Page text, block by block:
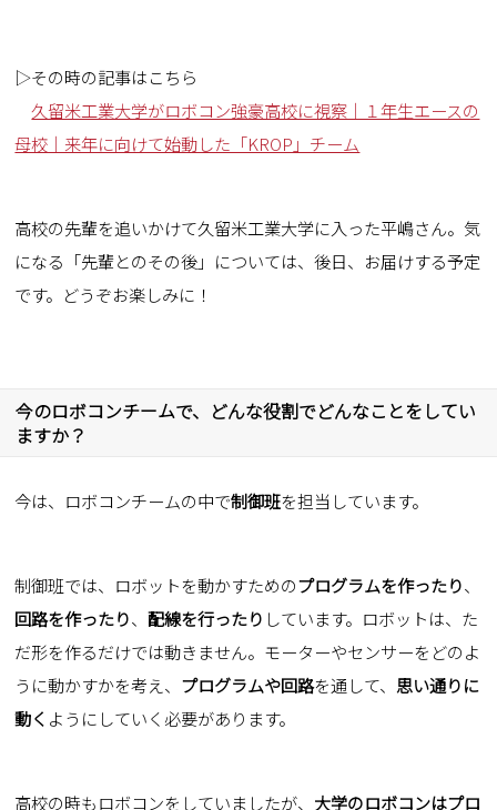
▷その時の記事はこちら
久留米工業大学がロボコン強豪高校に視察｜１年生エースの
母校｜来年に向けて始動した「KROP」チーム
高校の先輩を追いかけて久留米工業大学に入った平嶋さん。気
になる「先輩とのその後」については、後日、お届けする予定
です。どうぞお楽しみに！
今のロボコンチームで、どんな役割でどんなことをしてい
ますか？
今は、ロボコンチームの中で制御班を担当しています。
制御班では、ロボットを動かすためのプログラムを作ったり、
回路を作ったり、配線を行ったり しています。ロボットは、た
だ形を作るだけでは動きません。モーターやセンサーをどのよ
うに動かすかを考え、 プログラムや回路を通して、思い通りに
動く ようにしていく必要があります。
高校の時もロボコンをしていましたが、 大学のロボコンはプロ